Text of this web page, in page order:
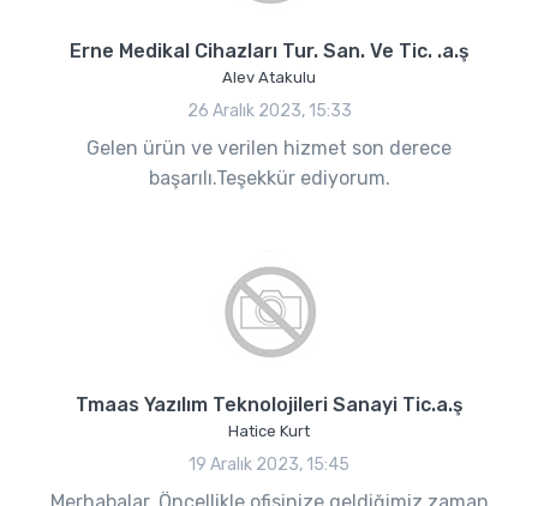
Erne Medikal Cihazları Tur. San. Ve Tic. .a.ş
Alev Atakulu
26 Aralık 2023, 15:33
Gelen ürün ve verilen hizmet son derece
başarılı.Teşekkür ediyorum.
Tmaas Yazılım Teknolojileri Sanayi Tic.a.ş
Hatice Kurt
19 Aralık 2023, 15:45
Merhabalar, Öncellikle ofisinize geldiğimiz zaman